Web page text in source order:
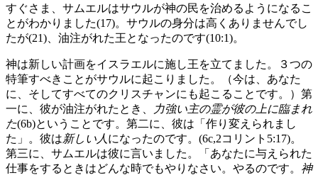
すぐさま、サムエルはサウルが神の民を治めるようになるこ
とがわかりました(17)。サウルの身分は高くありませんでし
たが(21)、油注がれた王となったのです(10:1)。
神は新しい計画をイスラエルに施し王を立てました。３つの
特筆すべきことがサウルに起こりました。（今は、あなた
に、そしてすべてのクリスチャンにも起こることです。）第
一に、彼が油注がれたとき、
力強い主の霊が彼の上に臨まれ
た(6b)ということです。第二に、彼は「作り変えられまし
た」。彼は新しい人 になったのです。(6c,2コリント5:17)。
第三に、サムエルは彼に言いました。「あなたに与えられた
仕事をするときはどんな時でもやりなさい。やるのです。 神